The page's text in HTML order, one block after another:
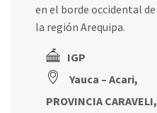
en el borde occidental de
la región Arequipa.
IGP
Yauca – Acari,
PROVINCIA CARAVELI,